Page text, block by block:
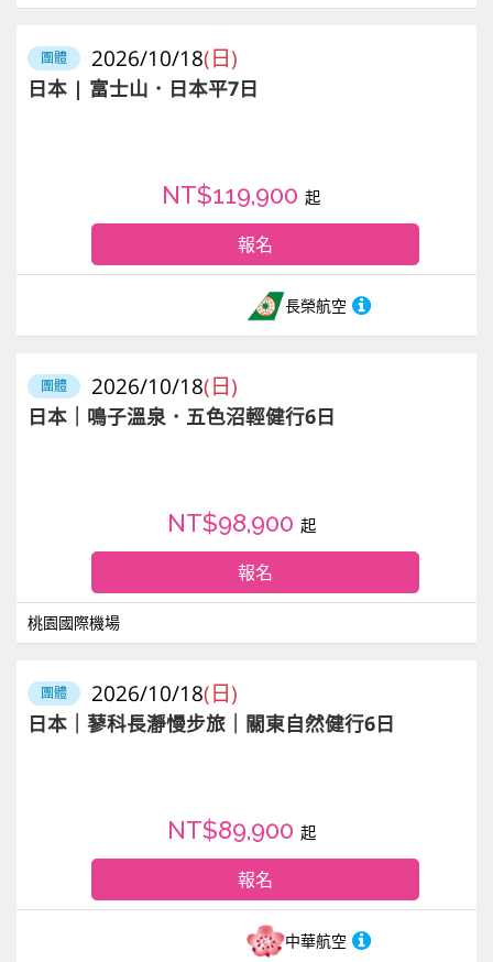
團體 2026/10/18(日)
日本 | 富士山．日本平7日
長榮航空
NT$119,900 起
報名
團體 2026/10/18(日)
日本｜鳴子溫泉．五色沼輕健行6日
桃園國際機場
NT$98,900 起
報名
團體 2026/10/18(日)
日本｜蓼科長瀞慢步旅｜關東自然健行6日
中華航空
NT$89,900 起
報名